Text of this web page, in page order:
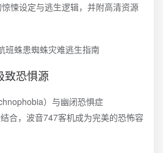
悚设定与逃生逻辑，并附高清资源
致恐惧源
）与幽闭恐惧症
合，波音747客机成为完美的恐怖容